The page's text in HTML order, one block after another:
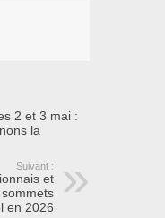
2 et 3 mai :
la
Suivant :
et
sommets
en 2026